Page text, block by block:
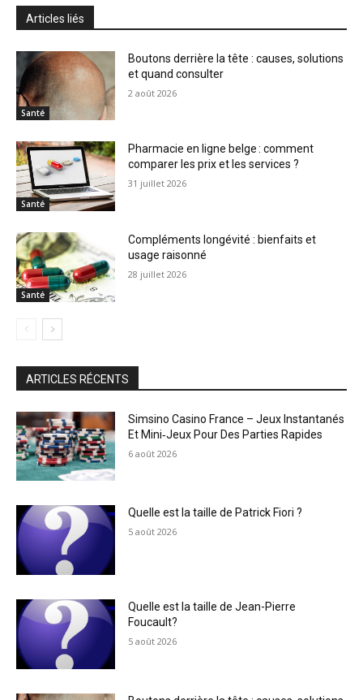
Articles liés
Santé
Boutons derrière la tête : causes, solutions
et quand consulter
2 août 2026
Santé
Pharmacie en ligne belge : comment
comparer les prix et les services ?
31 juillet 2026
Santé
Compléments longévité : bienfaits et
usage raisonné
28 juillet 2026
ARTICLES RÉCENTS
Simsino Casino France – Jeux Instantanés
Et Mini‑Jeux Pour Des Parties Rapides
6 août 2026
Quelle est la taille de Patrick Fiori ?
5 août 2026
Quelle est la taille de Jean-Pierre
Foucault?
5 août 2026